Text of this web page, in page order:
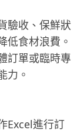
驗收、保鮮狀
低食材浪費。
訂單或臨時專
力。
Excel進行訂